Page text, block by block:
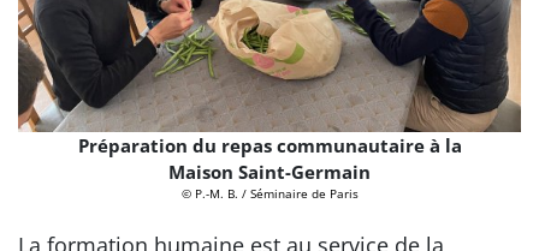
Préparation du repas communautaire à la
Maison Saint-Germain
© P.-M. B. / Séminaire de Paris